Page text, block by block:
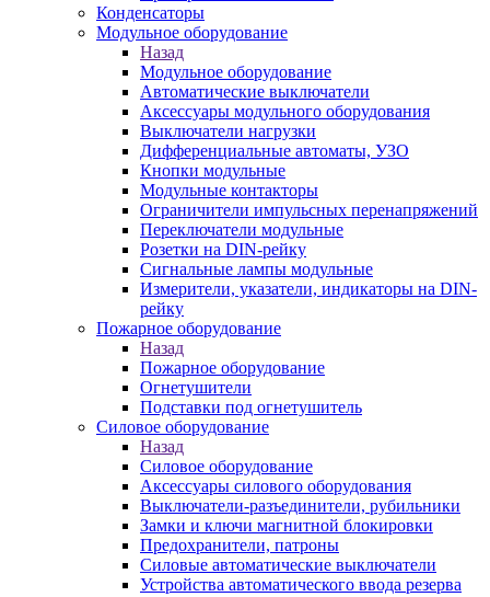
Конденсаторы
Модульное оборудование
Назад
Модульное оборудование
Автоматические выключатели
Аксессуары модульного оборудования
Выключатели нагрузки
Дифференциальные автоматы, УЗО
Кнопки модульные
Модульные контакторы
Ограничители импульсных перенапряжений
Переключатели модульные
Розетки на DIN-рейку
Сигнальные лампы модульные
Измерители, указатели, индикаторы на DIN-
рейку
Пожарное оборудование
Назад
Пожарное оборудование
Огнетушители
Подставки под огнетушитель
Силовое оборудование
Назад
Силовое оборудование
Аксессуары силового оборудования
Выключатели-разъединители, рубильники
Замки и ключи магнитной блокировки
Предохранители, патроны
Силовые автоматические выключатели
Устройства автоматического ввода резерва